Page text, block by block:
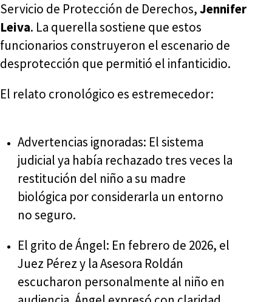
Servicio de Protección de Derechos,Jennifer
Leiva. La querella sostiene que estos
funcionarios construyeron el escenario de
desprotección que permitió el infanticidio.
El relato cronológico es estremecedor:
Advertencias ignoradas: El sistema
judicial ya había rechazado tres veces la
restitución del niño a su madre
biológica por considerarla un entorno
no seguro.
El grito de Ángel: En febrero de 2026, el
Juez Pérez y la Asesora Roldán
escucharon personalmente al niño en